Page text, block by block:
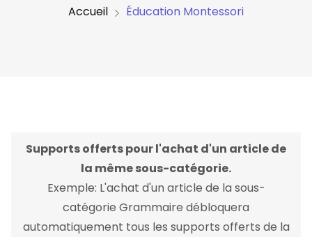
Accueil Éducation Montessori
Supports offerts pour l'achat d'un article de
la même sous-catégorie.
Exemple: L'achat d'un article de la sous-
catégorie Grammaire débloquera
automatiquement tous les supports offerts de la